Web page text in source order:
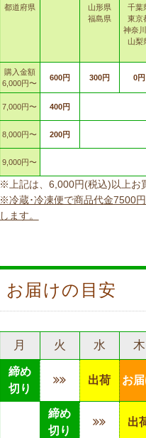
都道府県
山形県
福島県
千葉
東京
神奈
山梨
購入金額
6,000円〜
600円 300円 0円
7,000円〜 400円
8,000円〜 200円
9,000円〜
※上記は、6,000円(税込)以上お
※冷蔵･冷凍便で商品代金7500
します。
お届けの目安
月 火 水 木
締め
切り
出荷 お
締め
切り
出